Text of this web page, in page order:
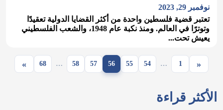
نوفمبر 29, 2023
تعتبر قضية فلسطين واحدة من أكثر القضايا الدولية تعقيدًا
وتوترًا في العالم. ومنذ نكبة عام 1948، والشعب الفلسطيني
يعيش تحت...
«
1
…
54
55
56
57
58
…
68
»
الأكثر قراءة